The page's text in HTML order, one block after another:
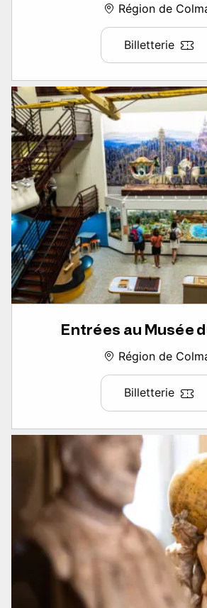
Région de
Billetterie
Entrées au Musée
Région de
Billetterie